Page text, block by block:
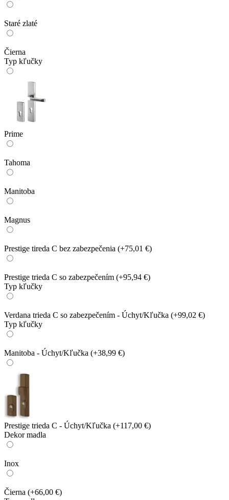
Staré zlaté
Čierna
Typ kľučky
Prime
Tahoma
Manitoba
Magnus
Prestige tireda C bez zabezpečenia (+75,01 €)
Prestige trieda C so zabezpečením (+95,94 €)
Typ kľučky
Verdana trieda C so zabezpečením - Úchyt/Kľučka (+99,02 €)
Typ kľučky
Manitoba - Úchyt/Kľučka (+38,99 €)
Prestige trieda C - Úchyt/Kľučka (+117,00 €)
Dekor madla
Inox
Čierna (+66,00 €)